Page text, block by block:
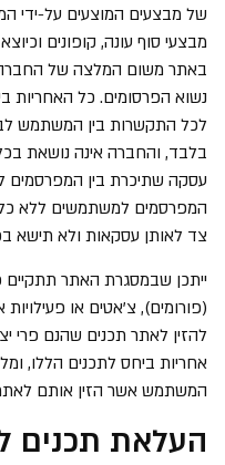
של מבצעים המוצעים על-ידי
מבצעי סוף עונה, קופונים
באתר משום המלצה של החברה
נשוא הפרסומים. כל האחריות
לכל התקשרות בין המשתמש
בלבד, והחברה אינה נושאת
עסקה שתיכרת בין המפרסמים
המפרסמים למשתמשים ללא
צד לאותן עסקאות ולא תישא
ייתכן שבמסגרת האתר תתקיים
(פורומים), צ'אטים או
להזין לאתר תכנים שהנם פרי
אחריות ביחס לתכנים הללו,
המשתמש אשר הזין אותם
העלאת תכנים